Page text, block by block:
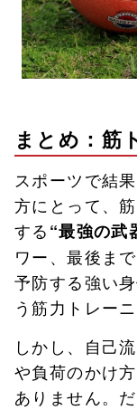
まとめ：筋
スポーツで結
方にとって、
する“最強の武
ワー、最後ま
予防する強い
う筋力トレー
しかし、自己
や負荷のかけ
ありません。だ